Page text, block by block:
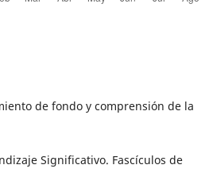
de fondo y comprensión de la
Significativo. Fascículos de